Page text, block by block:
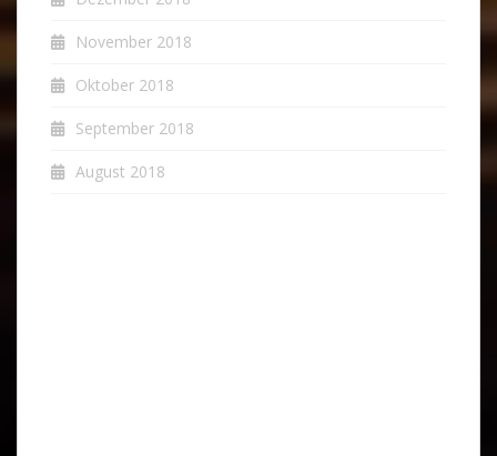
November 2018
Oktober 2018
September 2018
August 2018